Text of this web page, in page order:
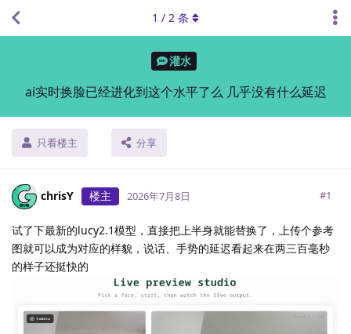
灌水
ai实时换脸已经进化到这个水平了么 几乎没有什么延迟
只看楼主 分享
1 / 2 条
chrisY 楼主 2026年7月8日 #1
试了下最新的lucy2.1模型，直接把上半身就能替换了，上传个参考
图就可以成为对应的样貌，说话、手势的延迟看起来在两三百毫秒
的样子还挺快的